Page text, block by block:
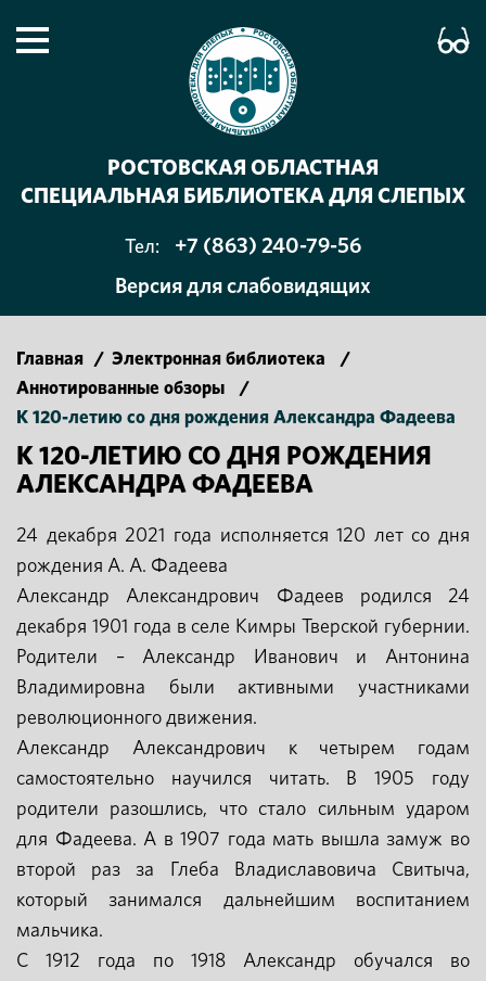
РОСТОВСКАЯ ОБЛАСТНАЯ
СПЕЦИАЛЬНАЯ БИБЛИОТЕКА ДЛЯ СЛЕПЫХ
Тел:
+7 (863) 240-79-56
Версия для слабовидящих
Главная / Электронная библиотека
/
Аннотированные обзоры
/
К 120-летию со дня рождения Александра Фадеева
К 120-ЛЕТИЮ СО ДНЯ РОЖДЕНИЯ
АЛЕКСАНДРА ФАДЕЕВА
24 декабря 2021 года исполняется 120 лет со дня
рождения А. А. Фадеева
Александр Александрович Фадеев родился 24
декабря 1901 года в селе Кимры Тверской губернии.
Родители – Александр Иванович и Антонина
Владимировна были активными участниками
революционного движения.
Александр Александрович к четырем годам
самостоятельно научился читать. В 1905 году
родители разошлись, что стало сильным ударом
для Фадеева. А в 1907 года мать вышла замуж во
второй раз за Глеба Владиславовича Свитыча,
который занимался дальнейшим воспитанием
мальчика.
С 1912 года по 1918 Александр обучался во